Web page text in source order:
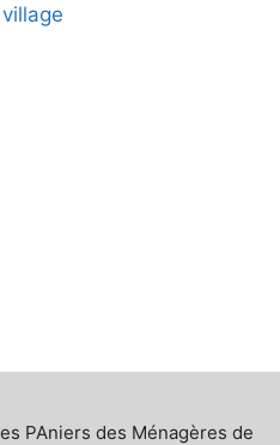
PAniers des Ménagères de